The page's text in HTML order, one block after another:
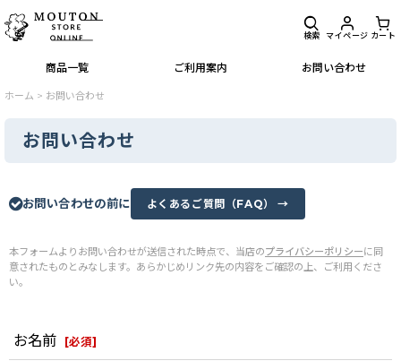
商品一覧 ご利用案内 お問い合わせ
検索 マイページ カート
ホーム > お問い合わせ
お問い合わせ
お問い合わせの前に よくあるご質問（FAQ） →
本フォームよりお問い合わせが送信された時点で、当店のプライバシーポリシーに同
意されたものとみなします。あらかじめリンク先の内容をご確認の上、ご利用くださ
い。
お名前 [必須]